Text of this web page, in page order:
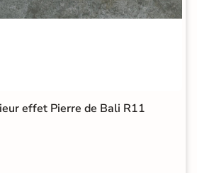
effet Pierre de Bali R11